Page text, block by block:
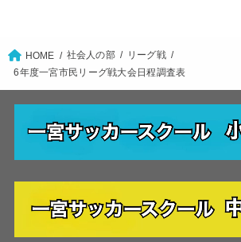
HOME 社会人の部
リーグ戦
6年度一宮市民リーグ戦大会日程調査表